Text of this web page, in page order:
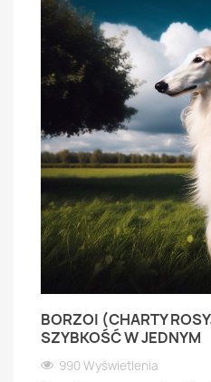
BORZOI (CHARTY
SZYBKOŚĆ W JEDNYM
990 Wyświetlenia